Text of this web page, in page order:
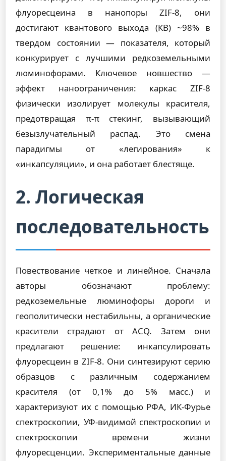
флуоресцеина в нанопоры ZIF-8, они
достигают квантового выхода (КВ) ~98% в
твердом состоянии — показателя, который
конкурирует с лучшими редкоземельными
люминофорами. Ключевое новшество —
эффект наноограничения: каркас ZIF-8
физически изолирует молекулы красителя,
предотвращая π-π стекинг, вызывающий
безызлучательный распад. Это смена
парадигмы от «легирования» к
«инкапсуляции», и она работает блестяще.
2. Логическая
последовательность
Повествование четкое и линейное. Сначала
авторы обозначают проблему:
редкоземельные люминофоры дороги и
геополитически нестабильны, а органические
красители страдают от ACQ. Затем они
предлагают решение: инкапсулировать
флуоресцеин в ZIF-8. Они синтезируют серию
образцов с различным содержанием
красителя (от 0,1% до 5% масс.) и
характеризуют их с помощью РФА, ИК-Фурье
спектроскопии, УФ-видимой спектроскопии и
спектроскопии времени жизни
флуоресценции. Экспериментальные данные